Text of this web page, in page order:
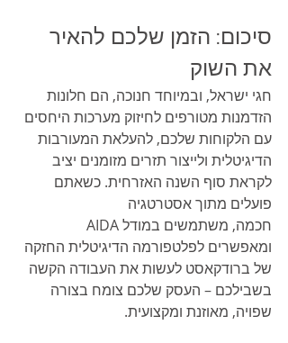
סיכום: הזמן שלכם להאיר
את השוק
חגי ישראל, ובמיוחד חנוכה, הם חלונות
הזדמנות מטורפים לחיזוק מערכות היחסים
עם הלקוחות שלכם, להעלאת המעורבות
הדיגיטלית ולייצור תזרים מזומנים יציב
לקראת סוף השנה האזרחית. כשאתם
פועלים מתוך אסטרטגיה
ומאפשרים לפלטפורמה הדיגיטלית החזקה
של ברודקאסט לעשות את העבודה הקשה
בשבילכם – העסק שלכם צומח בצורה
שפויה, מאוזנת ומקצועית.